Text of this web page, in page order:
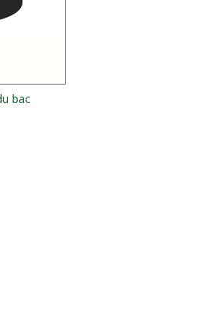
bac